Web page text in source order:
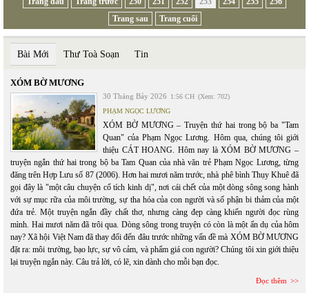
Trang sau
Trang cuối
Bài Mới Thư Toà Soạn Tin
XÓM BỜ MƯƠNG
30 Tháng Bảy 2026 1:56 CH (Xem: 702)
PHẠM NGỌC LƯƠNG
XÓM BỜ MƯƠNG – Truyện thứ hai trong bộ ba "Tam
Quan" của Phạm Ngọc Lương. Hôm qua, chúng tôi giới
thiệu CÁT HOANG. Hôm nay là XÓM BỜ MƯƠNG –
truyện ngắn thứ hai trong bộ ba Tam Quan của nhà văn trẻ Phạm Ngọc Lương, từng
đăng trên Hợp Lưu số 87 (2006). Hơn hai mươi năm trước, nhà phê bình Thụy Khuê đã
gọi đây là "một câu chuyện cổ tích kinh dị", nơi cái chết của một dòng sông song hành
với sự mục rữa của môi trường, sự tha hóa của con người và số phận bi thảm của một
đứa trẻ. Một truyện ngắn đầy chất thơ, nhưng càng đẹp càng khiến người đọc rùng
mình. Hai mươi năm đã trôi qua. Dòng sông trong truyện có còn là một ẩn dụ của hôm
nay? Xã hội Việt Nam đã thay đổi đến đâu trước những vấn đề mà XÓM BỜ MƯƠNG
đặt ra: môi trường, bạo lực, sự vô cảm, và phẩm giá con người? Chúng tôi xin giới thiệu
lại truyện ngắn này. Câu trả lời, có lẽ, xin dành cho mỗi bạn đọc.
Đọc thêm